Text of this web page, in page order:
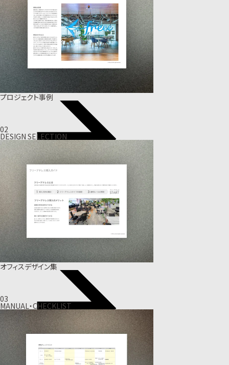
プロジェクト事例
02
DESIGN SELECTION
オフィスデザイン集
03
MANUAL・CHECKLIST